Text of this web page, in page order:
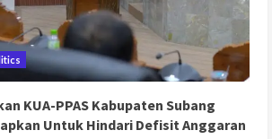
KUA-PPAS Kabupaten Subang
Untuk Hindari Defisit Anggaran